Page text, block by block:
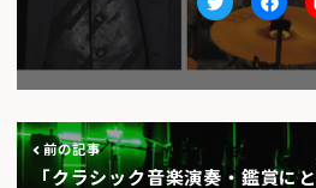
Twitter
前の記事
「クラシック音楽演奏・鑑賞に